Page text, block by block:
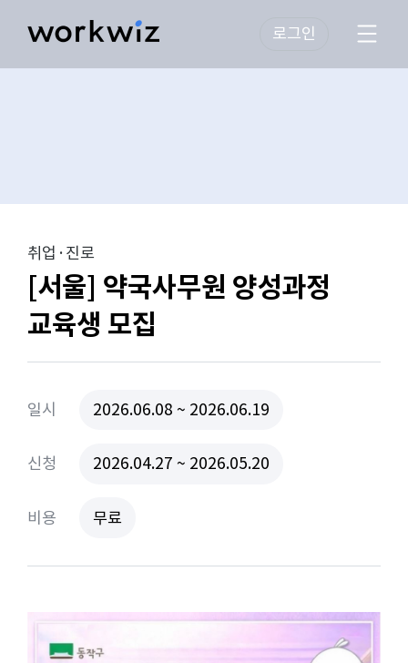
로그인
취업·진로
[서울] 약국사무원 양성과정
교육생 모집
일시 2026.06.08 ~ 2026.06.19
신청 2026.04.27 ~ 2026.05.20
비용 무료